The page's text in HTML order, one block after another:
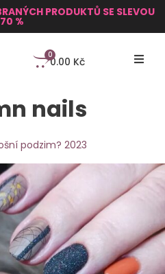
PRODUKTŮ SE SLEVOU
70 %
0.00 Kč
0
nails
podzim? 2023